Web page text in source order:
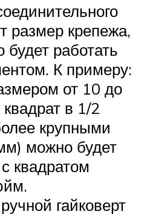
размер крепежа,
работать
К примеру:
от 10 до
в 1/2
крупными
можно будет
квадратом
гайковерт